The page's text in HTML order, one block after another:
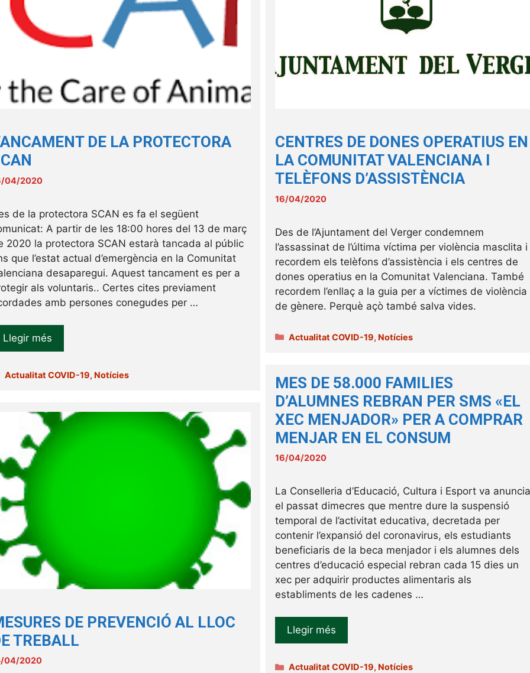
DE LA PROTECTORA
04/2020
de la protectora SCAN es fa el següent
A partir de les 18:00 hores del 13 de març
2020 la protectora SCAN estarà tancada al públic
que l’estat actual d’emergència en la Comunitat
desaparegui. Aquest tancament es per a
als voluntaris.. Certes cites previament
amb persones conegudes per …
Llegir més
Categories
Actualitat COVID-19, Notícies
CENTRES DE DONES OPERATIUS EN
LA COMUNITAT VALENCIANA I
TELÈFONS D’ASSISTÈNCIA
16/04/2020
Des de l’Ajuntament del Verger condemnem
l’assassinat de l’última víctima per violència masclita i
recordem els telèfons d’assistència i els centres de
dones operatius en la Comunitat Valenciana. També
recordem l’enllaç a la guia per a víctimes de violència
de gènere. Perquè açò també salva vides.
Categories
Actualitat COVID-19, Notícies
MES DE 58.000 FAMILIES
D’ALUMNES REBRAN PER SMS «EL
XEC MENJADOR» PER A COMPRAR
MENJAR EN EL CONSUM
16/04/2020
La Conselleria d’Educació, Cultura i Esport va
el passat dimecres que mentre dure la suspensió
temporal de l’activitat educativa, decretada per
contenir l’expansió del coronavirus, els estudiants
beneficiaris de la beca menjador i els alumnes dels
centres d’educació especial rebran cada 15 dies un
xec per adquirir productes alimentaris als
establiments de les cadenes …
Llegir més
Categories
Actualitat COVID-19, Notícies
DE PREVENCIÓ AL LLOC
TREBALL
04/2020